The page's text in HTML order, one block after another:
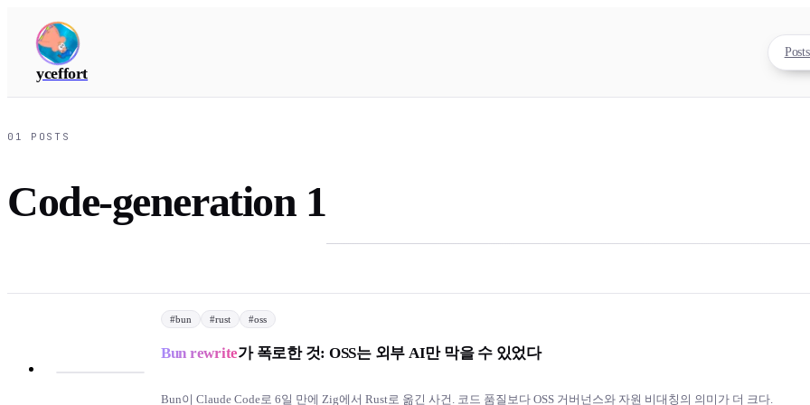
yceffort
Posts
01 POSTS
Code-generation 1
#bun #rust #oss
Bun rewrite가 폭로한 것: OSS는 외부 AI만 막을 수 있었다
Bun이 Claude Code로 6일 만에 Zig에서 Rust로 옮긴 사건. 코드 품질보다 OSS 거버넌스와 자원 비대칭의 의미가 더 크다.